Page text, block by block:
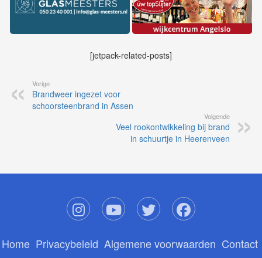
[jetpack-related-posts]
Vorige
Brandweer ingezet voor
schoorsteenbrand in Assen
Volgende
Veel rookontwikkeling bij brand
in schuurtje in Heerenveen
Home Privacybeleid Algemene voorwaarden Contact